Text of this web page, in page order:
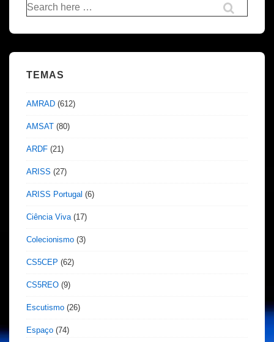
Pesquisar
por:
TEMAS
AMRAD (612)
AMSAT (80)
ARDF (21)
ARISS (27)
ARISS Portugal (6)
Ciência Viva(17)
Colecionismo (3)
CS5CEP (62)
CS5REO (9)
Escutismo (26)
Espaço (74)